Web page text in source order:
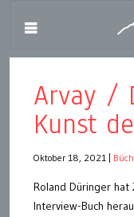
Arvay /
Kunst
Oktober 18, 2021
Roland Düringer hat
Interview-Buch